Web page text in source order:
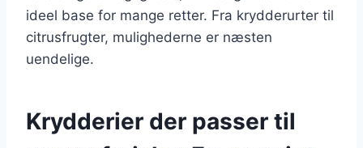
ideel base for mange retter. Fra krydderurter til
citrusfrugter, mulighederne er næsten
uendelige.
Krydderier der passer til